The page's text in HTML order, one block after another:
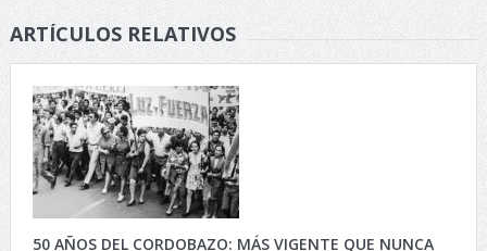
ARTÍCULOS RELATIVOS
50 AÑOS DEL CORDOBAZO: MÁS VIGENTE QUE NUNCA